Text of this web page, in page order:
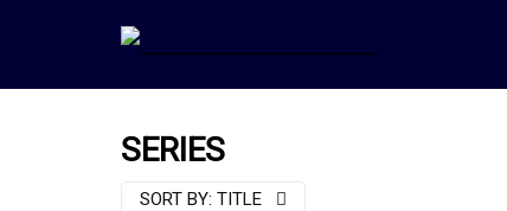
SERIES
SORT BY: TITLE